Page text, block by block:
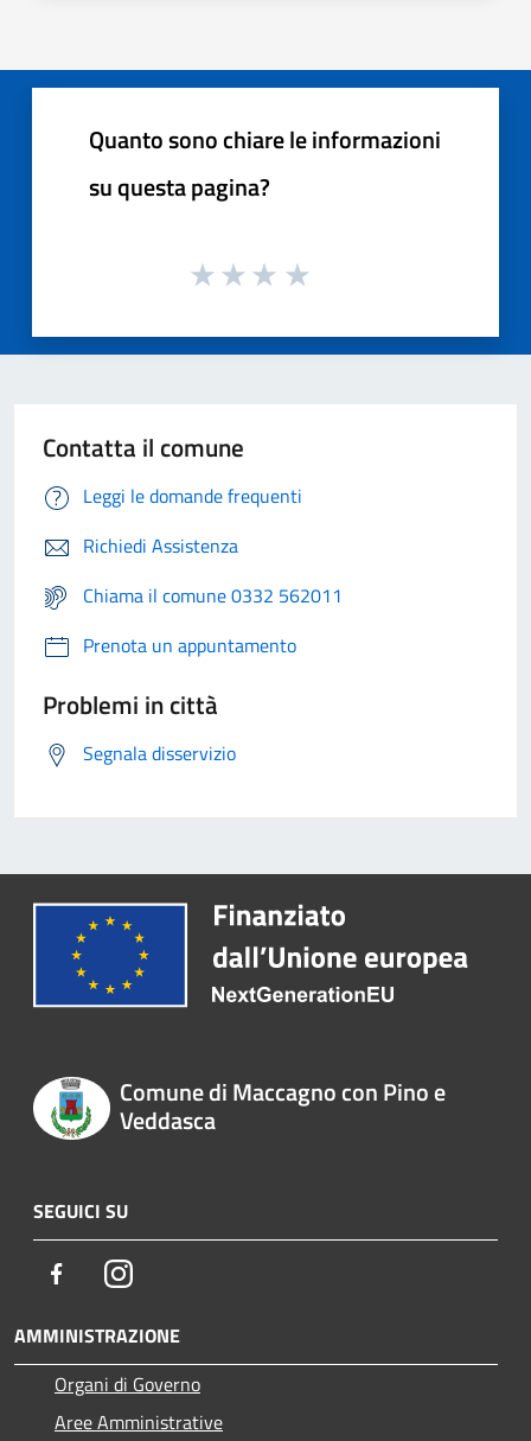
Quanto sono chiare le informazioni
su questa pagina?
Contatta il comune
Leggi le domande frequenti
Richiedi Assistenza
Chiama il comune 0332 562011
Prenota un appuntamento
Problemi in città
Segnala disservizio
Comune di Maccagno con Pino e
Veddasca
SEGUICI SU
FacebookInstagram
AMMINISTRAZIONE
Organi di Governo
Aree Amministrative